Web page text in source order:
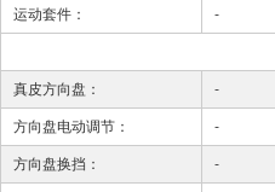
运动套件： -
真皮方向盘： -
方向盘电动调节： -
方向盘换挡： -